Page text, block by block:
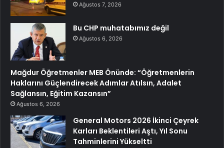
Ağustos 7, 2026
Bu CHP muhatabımız değil
Ağustos 6, 2026
Mağdur Öğretmenler MEB Önünde: “Öğretmenlerin
Haklarını Güçlendirecek Adımlar Atılsın, Adalet
Sağlansın, Eğitim Kazansın”
Ağustos 6, 2026
General Motors 2026 İkinci Çeyrek
Karları Beklentileri Aştı, Yıl Sonu
Tahminlerini Yükseltti